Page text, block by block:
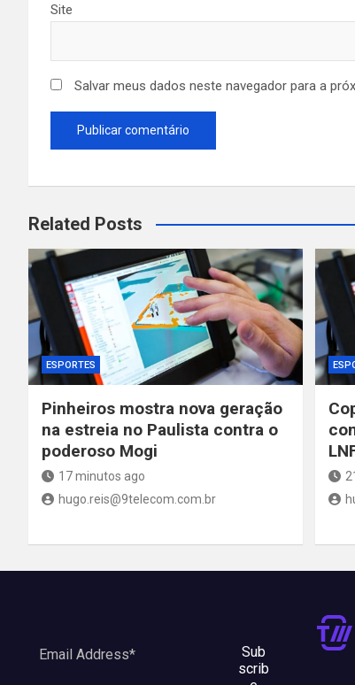
Site
Salvar meus dados neste navegador para a
Related Posts
ESPORTES
Pinheiros mostra nova geração
na estreia no Paulista contra o
poderoso Mogi
17 minutos ago
hugo.reis@9telecom.com.br
Sub
scrib